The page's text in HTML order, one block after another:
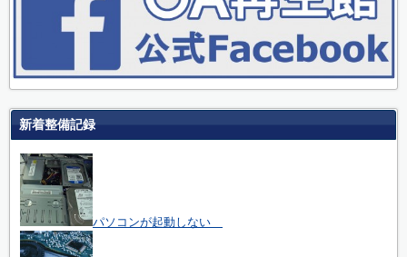
新着整備記録
パソコンが起動しない